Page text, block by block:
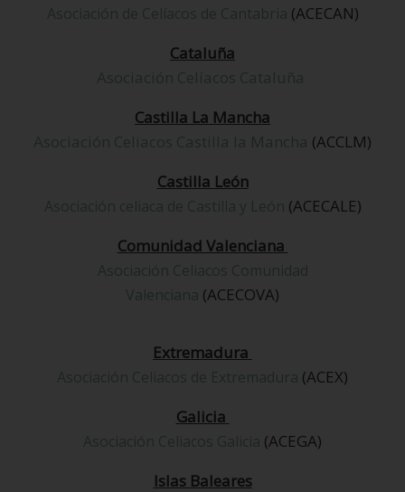
Asociación de Celíacos de Cantabria (ACECAN)
Cataluña
Asociación Celíacos Cataluña
Castilla La Mancha
Asociación Celiacos Castilla la Mancha (ACCLM)
Castilla León
Asociación celiaca de Castilla y León (ACECALE)
Comunidad Valenciana
Asociación Celiacos Comunidad
Valenciana (ACECOVA)
Extremadura
Asociación Celiacos de Extremadura (ACEX)
Galicia
Asociación Celiacos Galicia (ACEGA)
Islas Baleares